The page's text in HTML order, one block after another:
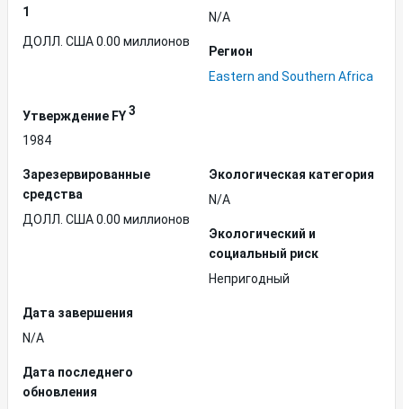
1
ДОЛЛ. США 0.00 миллионов
N/A
Регион
Eastern and Southern Africa
Утверждение FY3
1984
Зарезервированные
средства
ДОЛЛ. США 0.00 миллионов
Экологическая категория
N/A
Экологический и
социальный риск
Непригодный
Дата завершения
N/A
Дата последнего
обновления